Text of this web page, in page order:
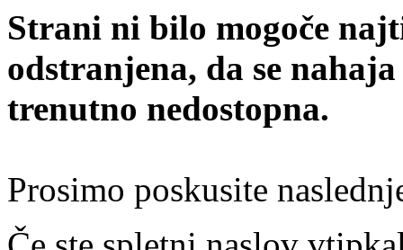
Strani ni bilo mogoče
odstranjena, da se
trenutno nedostopna.
Prosimo poskusite